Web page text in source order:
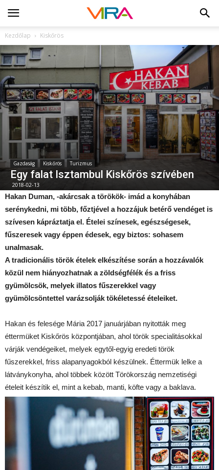
Kezdőlap Kiskőrös
Gazdaság Kiskőrös Turizmus
Egy falat Isztambul Kiskőrös szívében
2018-02-13
Hakan Duman, -akárcsak a törökök- imád a konyhában
serénykedni, mi több, főztjével a hozzájuk betérő vendéget is
szívesen kápráztatja el. Ételei színesek, egészségesek,
fűszeresek vagy éppen édesek, egy biztos: sohasem
unalmasak.
A tradicionális török ételek elkészítése során a hozzávalók
közül nem hiányozhatnak a zöldségfélék és a friss
gyümölcsök, melyek illatos fűszerekkel vagy
gyümölcsöntettel varázsolják tökéletessé ételeiket.
Hakan és felesége Mária 2017 januárjában nyitották meg
éttermüket Kiskőrös központjában, ahol török specialitásokkal
várják vendégeiket, melyek egytől-egyig eredeti török
fűszerekkel, friss alapanyagokból készülnek. Éttermük lelke a
látványkonyha, ahol többek között Törökország nemzetiségi
ételeit készítik el, mint a kebab, manti, köfte vagy a baklava.